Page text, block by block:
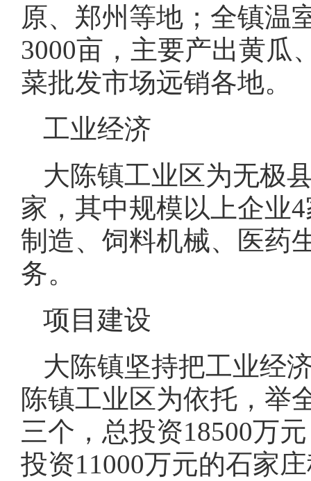
原、郑州等地；全镇温
3000亩，主要产出黄瓜
菜批发市场远销各地。
工业经济
大陈镇工业区为无极
家，其中规模以上企业
制造、饲料机械、医药
务。
项目建设
大陈镇坚持把工业经
陈镇工业区为依托，举
三个，总投资18500万
投资11000万元的石家